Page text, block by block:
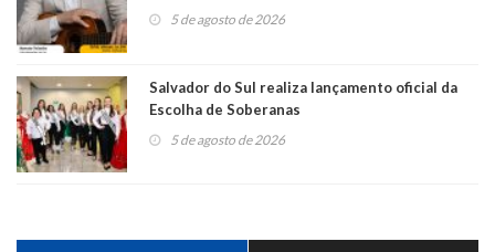
5 de agosto de 2026
Salvador do Sul realiza lançamento oficial da
Escolha de Soberanas
5 de agosto de 2026